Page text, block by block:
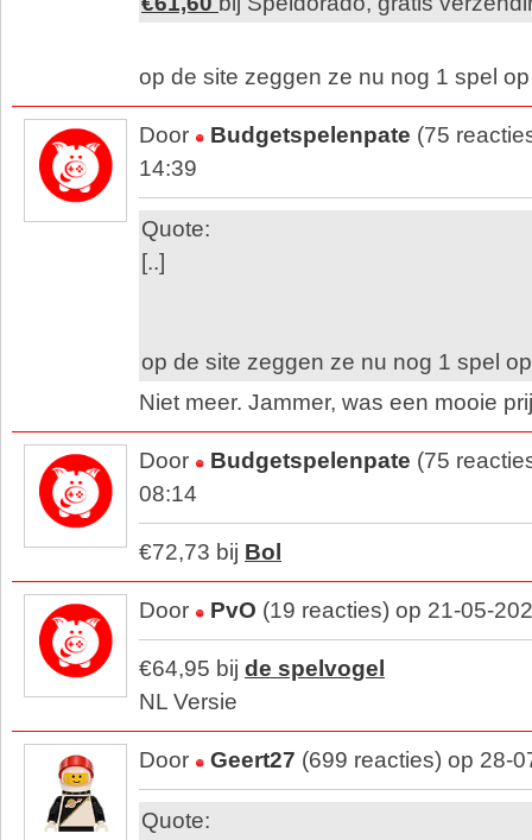
op de site zeggen ze nu nog 1 spel
Door Budgetspelenpate (75
14:39
Quote:
[..]
op de site zeggen ze nu nog 1 spel
Niet meer. Jammer, was een mooie
Door Budgetspelenpate (75
08:14
€72,73 bij Bol
Door PvO (19 reacties) op 21-05-
€64,95 bij de spelvogel
NL Versie
Door Geert27 (699 reacties) op 28-
Quote: